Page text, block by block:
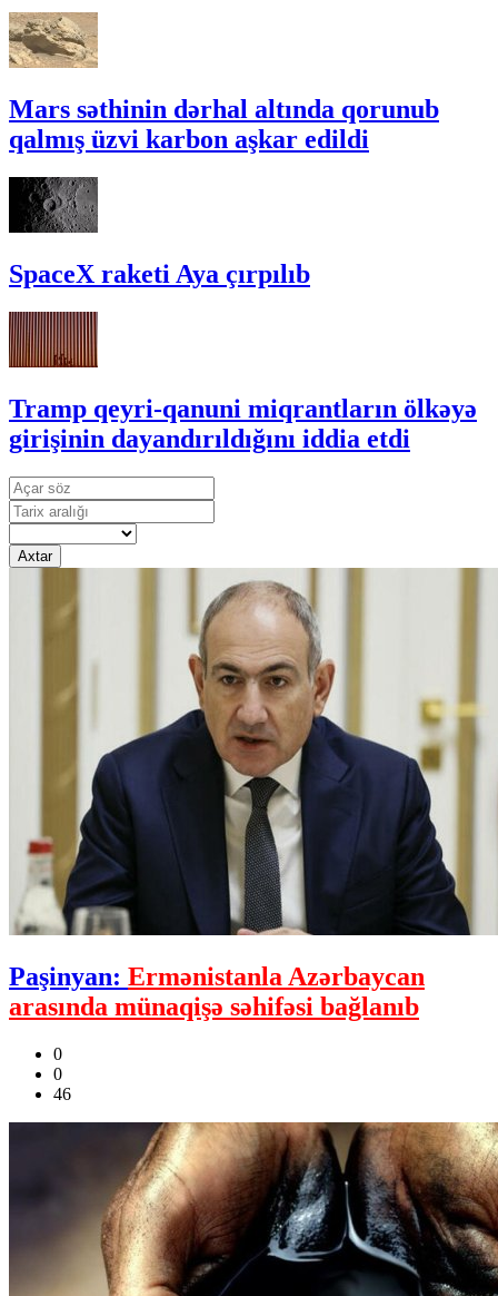
Mars səthinin dərhal altında qorunub
qalmış üzvi karbon aşkar edildi
SpaceX raketi Aya çırpılıb
Tramp qeyri-qanuni miqrantların ölkəyə
girişinin dayandırıldığını iddia etdi
Axtar
Paşinyan: Ermənistanla Azərbaycan
arasında münaqişə səhifəsi bağlanıb
0
0
46